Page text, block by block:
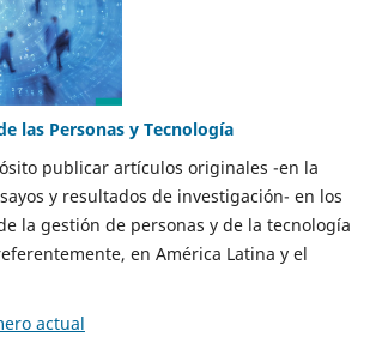
las Personas y Tecnología
publicar artículos originales -en la
y resultados de investigación- en los
la gestión de personas y de la tecnología
en América Latina y el
actual